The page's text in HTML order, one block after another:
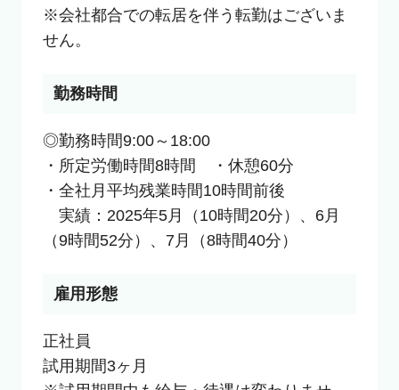
※会社都合での転居を伴う転勤はございま
せん。
勤務時間
◎勤務時間9:00～18:00
・所定労働時間8時間　・休憩60分
・全社月平均残業時間10時間前後
実績：2025年5月（10時間20分）、6月
（9時間52分）、7月（8時間40分）
雇用形態
正社員
試用期間3ヶ月